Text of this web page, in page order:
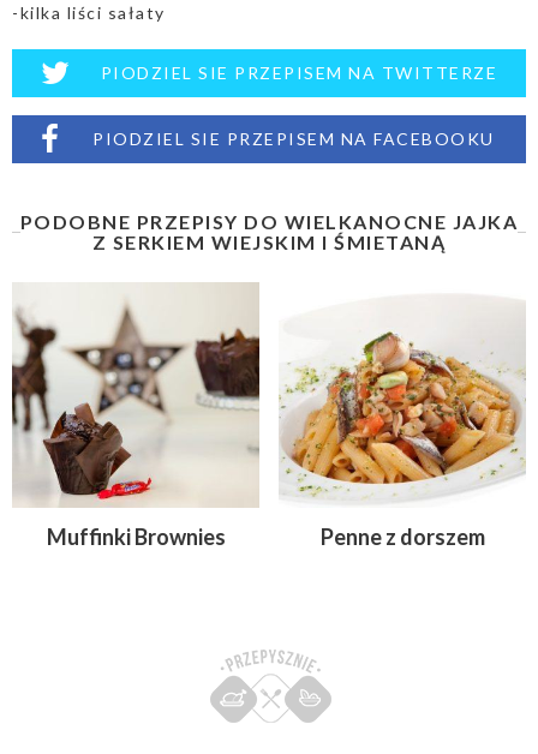
-kilka liści sałaty
PIODZIEL SIE PRZEPISEM NA TWITTERZE
PIODZIEL SIE PRZEPISEM NA FACEBOOKU
PODOBNE PRZEPISY DO WIELKANOCNE JAJKA
Z SERKIEM WIEJSKIM I ŚMIETANĄ
Muffinki Brownies Penne z dorszem